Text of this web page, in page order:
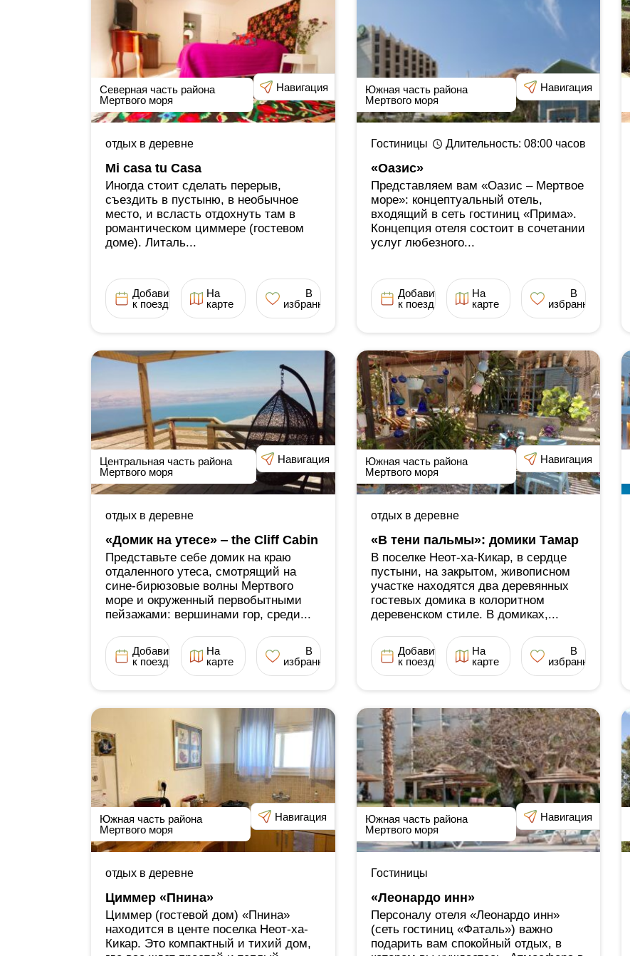
Северная часть района
Мертвого моря
Навигация
отдых в деревне
Mi casa tu Casa
Иногда стоит сделать перерыв,
съездить в пустыню, в необычное
место, и всласть отдохнуть там в
романтическом циммере (гостевом
доме). Литаль...
Добавить
к поездке
На
карте
В
избранное
Южная часть района
Мертвого моря
Навигация
Гостиницы Длительность: 08:00 часов
«Оазис»
Представляем вам «Оазис ‒ Мертвое
море»: концептуальный отель,
входящий в сеть гостиниц «Прима».
Концепция отеля состоит в сочетании
услуг любезного...
Добавить
к поездке
На
карте
В
избранное
Центральная часть района
Мертвого моря
Навигация
отдых в деревне
«Домик на утесе» ‒ the Cliff Cabin
Представьте себе домик на краю
отдаленного утеса, смотрящий на
сине-бирюзовые волны Мертвого
море и окруженный первобытными
пейзажами: вершинами гор, среди...
Добавить
к поездке
На
карте
В
избранное
Южная часть района
Мертвого моря
Навигация
отдых в деревне
«В тени пальмы»: домики Тамар
В поселке Неот-ха-Кикар, в сердце
пустыни, на закрытом, живописном
участке находятся два деревянных
гостевых домика в колоритном
деревенском стиле. В домиках,...
Добавить
к поездке
На
карте
В
избранное
Южная часть района
Мертвого моря
Навигация
отдых в деревне
Циммер «Пнина»
Циммер (гостевой дом) «Пнина»
находится в центе поселка Неот-ха-
Кикар. Это компактный и тихий дом,
Южная часть района
Мертвого моря
Навигация
Гостиницы
«Леонардо инн»
Персоналу отеля «Леонардо инн»
(сеть гостиниц «Фаталь») важно
подарить вам спокойный отдых, в